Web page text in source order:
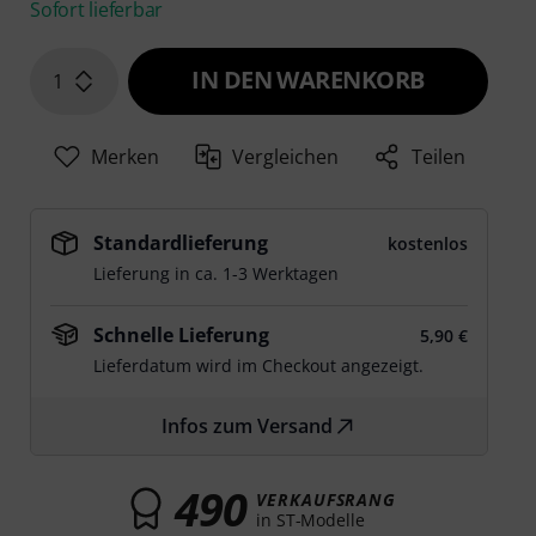
Sofort lieferbar
1 IN DEN WARENKORB
Merken Vergleichen Teilen
Standardlieferung
kostenlos
Lieferung in ca. 1-3 Werktagen
Schnelle Lieferung
5,90 €
Lieferdatum wird im Checkout angezeigt.
Infos zum Versand
490 VERKAUFSRANG
in ST-Modelle